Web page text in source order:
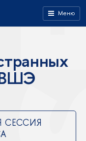
Меню
ВШЭ